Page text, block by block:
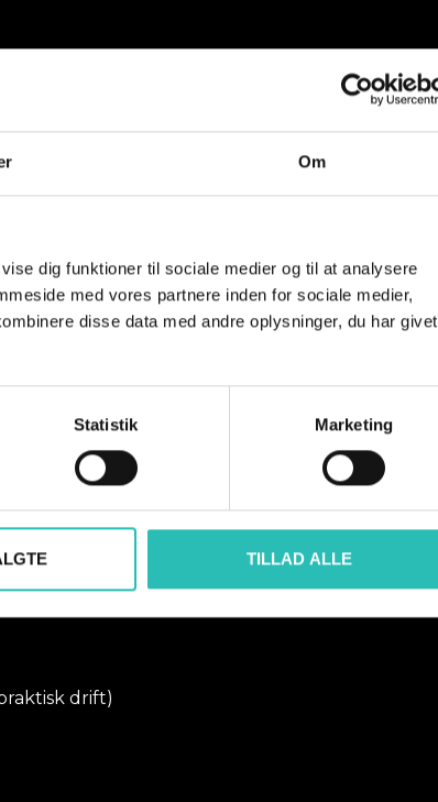
Om
dig funktioner til sociale medier og til at analysere
med vores partnere inden for sociale medier,
disse data med andre oplysninger, du har givet
Statistik Marketing
TILLAD ALLE
markedsføre
drift)